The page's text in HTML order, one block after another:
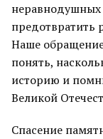
предотвратить
Наше
понять,
историю и
Великой
Спасение